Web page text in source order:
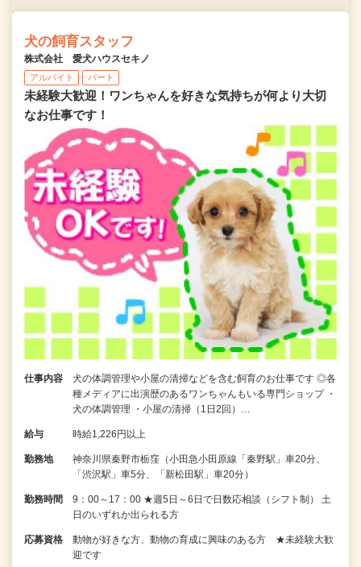
犬の飼育スタッフ
株式会社 愛犬ハウスセキノ
アルバイト パート
未経験大歓迎！ワンちゃんを好きな気持ちが何より大切
なお仕事です！
仕事内容
犬の体調管理や小屋の清掃などを含む飼育のお仕事です ◎各
種メディアに出演歴のあるワンちゃんもいる専門ショップ ・
犬の体調管理 ・小屋の清掃（1日2回）…
給与 時給1,226円以上
勤務地
神奈川県秦野市栃窪（小田急小田原線「秦野駅」車20分、
「渋沢駅」車5分、「新松田駅」車20分）
勤務時間
9：00～17：00 ★週5日～6日で日数応相談（シフト制） 土
日のいずれか出られる方
応募資格
動物が好きな方、動物の育成に興味のある方 ★未経験大歓
迎です